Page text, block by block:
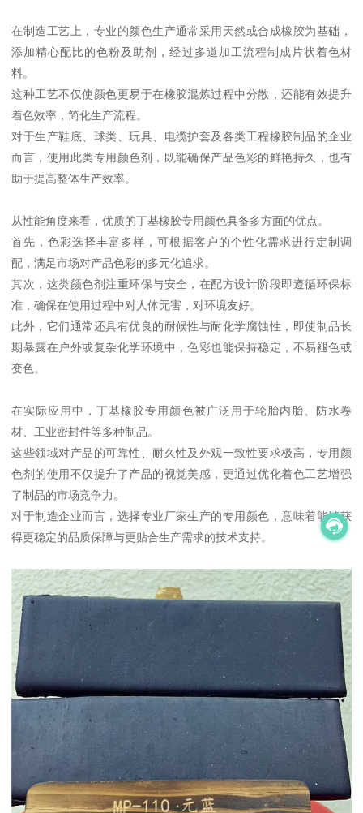
在制造工艺上，专业的颜色生产通常采用天然或合成橡胶为基础，
添加精心配比的色粉及助剂，经过多道加工流程制成片状着色材
料。
这种工艺不仅使颜色更易于在橡胶混炼过程中分散，还能有效提升
着色效率，简化生产流程。
对于生产鞋底、球类、玩具、电缆护套及各类工程橡胶制品的企业
而言，使用此类专用颜色剂，既能确保产品色彩的鲜艳持久，也有
助于提高整体生产效率。
从性能角度来看，优质的丁基橡胶专用颜色具备多方面的优点。
首先，色彩选择丰富多样，可根据客户的个性化需求进行定制调
配，满足市场对产品色彩的多元化追求。
其次，这类颜色剂注重环保与安全，在配方设计阶段即遵循环保标
准，确保在使用过程中对人体无害，对环境友好。
此外，它们通常还具有优良的耐候性与耐化学腐蚀性，即使制品长
期暴露在户外或复杂化学环境中，色彩也能保持稳定，不易褪色或
变色。
在实际应用中，丁基橡胶专用颜色被广泛用于轮胎内胎、防水卷
材、工业密封件等多种制品。
这些领域对产品的可靠性、耐久性及外观一致性要求极高，专用颜
色剂的使用不仅提升了产品的视觉美感，更通过优化着色工艺增强
了制品的市场竞争力。
对于制造企业而言，选择专业厂家生产的专用颜色，意味着能够获
得更稳定的品质保障与更贴合生产需求的技术支持。